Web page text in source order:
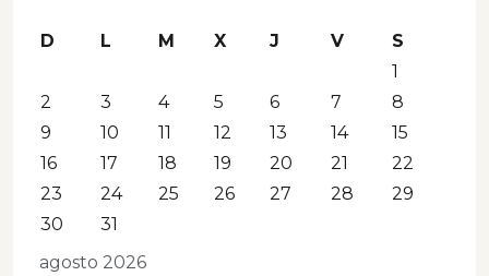
agosto 2026
D L M X J V
S
1
2
3 4 5 6 7
8
9
10 11 12 13 14
15
16
17 18 19 20 21
22
23
24 25 26 27 28
29
30
31